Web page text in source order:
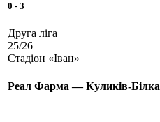
0 - 3
Друга ліга
25/26
Стадіон «Іван»
Реал Фарма — Куликів-Білка